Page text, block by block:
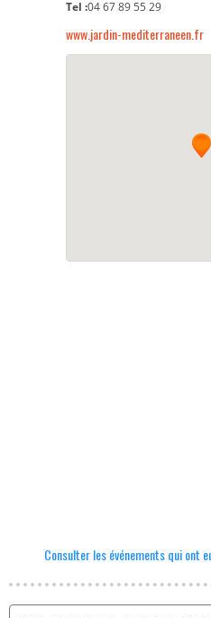
Tel :04 67 89 55 29
www.jardin-mediterraneen.fr
Consulter les événements qui ont